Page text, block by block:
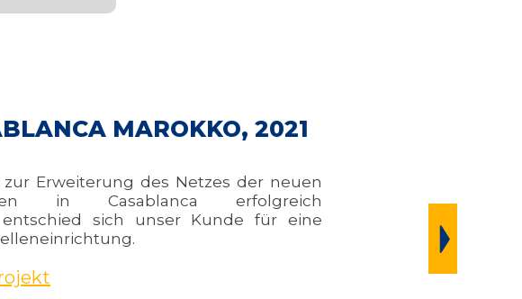
MAROKKO, 2021
Erweiterung des Netzes der neuen
in Casablanca erfolgreich
entschied sich unser Kunde für eine